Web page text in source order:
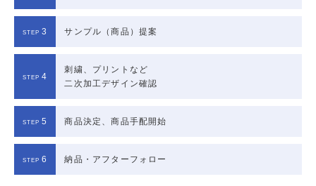
3 サンプル（商品）提案
4
刺繍、プリントなど
二次加工デザイン確認
5 商品決定、商品手配開始
6 納品・アフターフォロー